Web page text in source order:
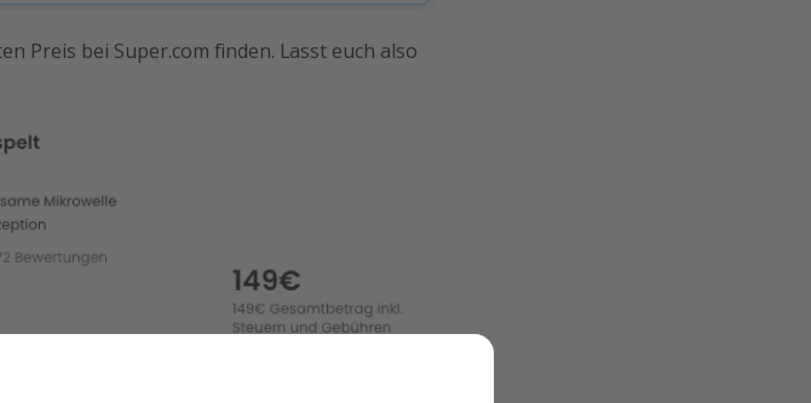
Preis bei Super.com finden. Lasst euch also